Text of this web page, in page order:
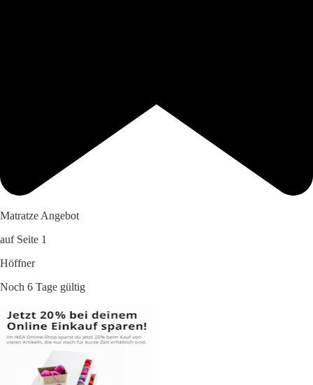
Matratze Angebot
auf Seite 1
Höffner
Noch 6 Tage gültig